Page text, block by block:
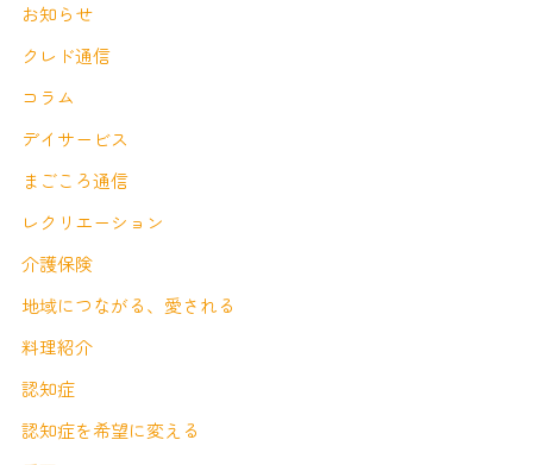
お知らせ
クレド通信
コラム
デイサービス
まごころ通信
レクリエーション
介護保険
地域につながる、愛される
料理紹介
認知症
認知症を希望に変える